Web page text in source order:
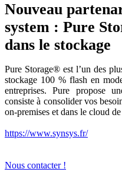
Nouveau
system : Pure
dans le stockage
Pure Storage® est l’un des
stockage 100 % flash en
entreprises. Pure propose
consiste à consolider vos
on-premises et dans le cloud
https://www.synsys.fr/
Nous contacter !